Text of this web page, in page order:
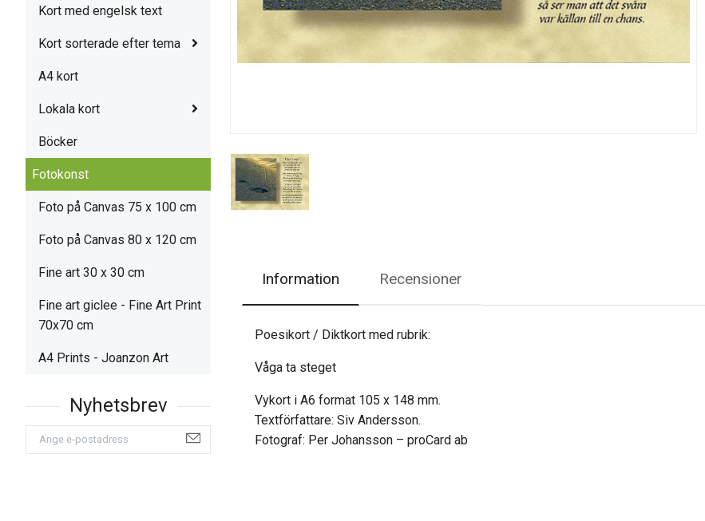
Kort med engelsk text
Kort sorterade efter tema
A4 kort
Lokala kort
Böcker
Fotokonst
Foto på Canvas 75 x 100 cm
Foto på Canvas 80 x 120 cm
Fine art 30 x 30 cm
Fine art giclee - Fine Art Print
70x70 cm
A4 Prints - Joanzon Art
Information Recensioner
Poesikort / Diktkort med rubrik:
Våga ta steget
Vykort i A6 format 105 x 148 mm.
Textförfattare: Siv Andersson.
Fotograf: Per Johansson – proCard ab